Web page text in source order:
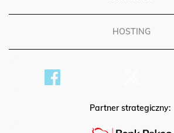
Partner strategiczny: